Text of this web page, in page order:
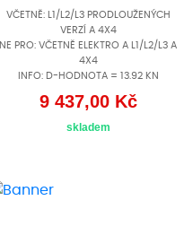
VČETNĚ: L1/L2/L3 PRODLOUŽENÝCH
VERZÍ A 4X4
NE PRO: VČETNĚ ELEKTRO A L1/L2/L3 A
4X4
INFO: D-HODNOTA = 13.92 KN
9 437,00 Kč
skladem